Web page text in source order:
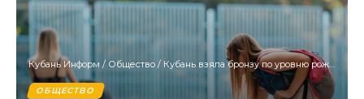
Кубань Информ / Общество / Кубань взяла бронзу по уровню рождаемости в апреле
ОБЩЕСТВО